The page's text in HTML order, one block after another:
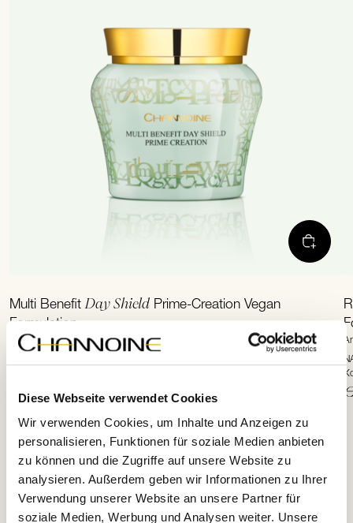
Diese Webseite verwendet Cookies
Wir verwenden Cookies, um Inhalte und Anzeigen zu
personalisieren, Funktionen für soziale Medien anbieten
zu können und die Zugriffe auf unsere Website zu
analysieren. Außerdem geben wir Informationen zu Ihrer
Verwendung unserer Website an unsere Partner für
soziale Medien, Werbung und Analysen weiter. Unsere
Multi BenefitDay Shield Prime-Creation Vegan
Formulation
Artikelnr. 12220 · 60 ml
€ 71,80